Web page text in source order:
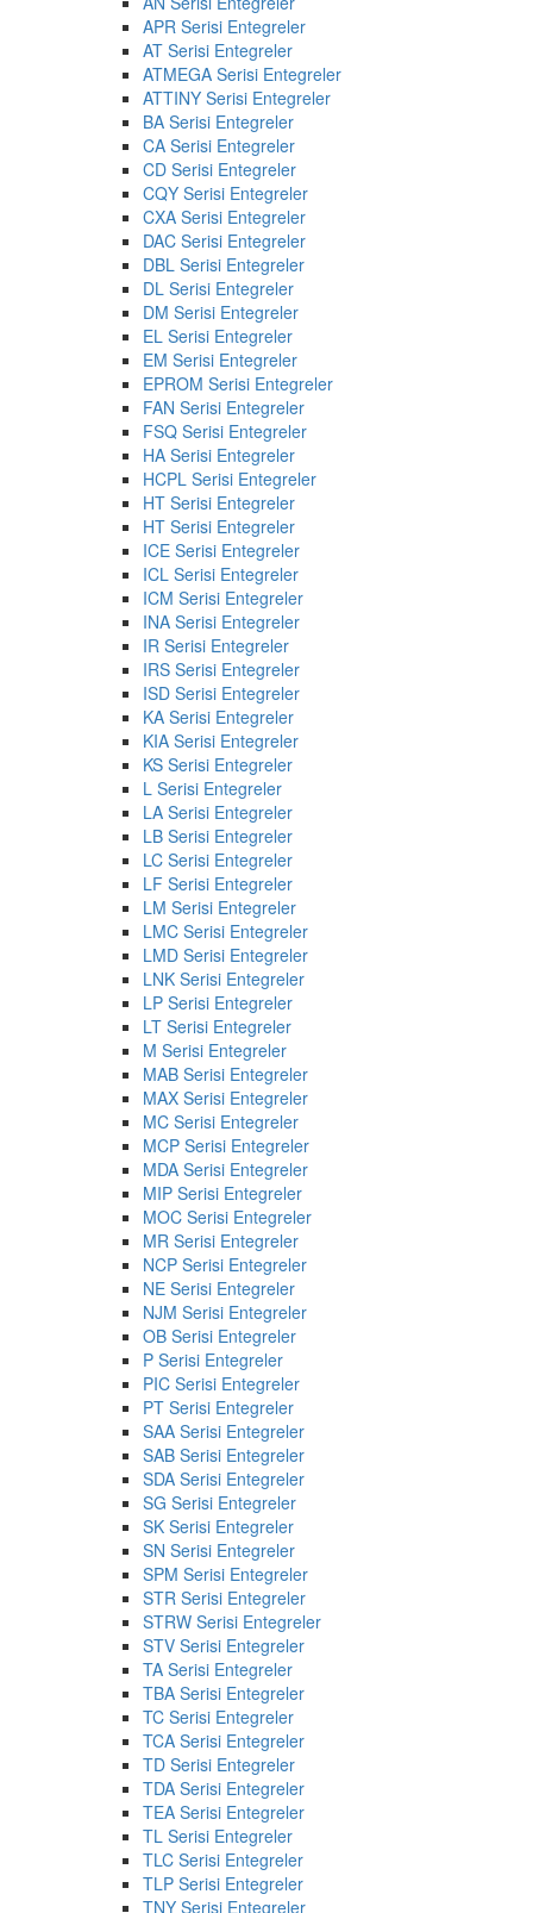
APR Serisi Entegreler
AT Serisi Entegreler
ATMEGA Serisi Entegreler
ATTINY Serisi Entegreler
BA Serisi Entegreler
CA Serisi Entegreler
CD Serisi Entegreler
CQY Serisi Entegreler
CXA Serisi Entegreler
DAC Serisi Entegreler
DBL Serisi Entegreler
DL Serisi Entegreler
DM Serisi Entegreler
EL Serisi Entegreler
EM Serisi Entegreler
EPROM Serisi Entegreler
FAN Serisi Entegreler
FSQ Serisi Entegreler
HA Serisi Entegreler
HCPL Serisi Entegreler
HT Serisi Entegreler
HT Serisi Entegreler
ICE Serisi Entegreler
ICL Serisi Entegreler
ICM Serisi Entegreler
INA Serisi Entegreler
IR Serisi Entegreler
IRS Serisi Entegreler
ISD Serisi Entegreler
KA Serisi Entegreler
KIA Serisi Entegreler
KS Serisi Entegreler
L Serisi Entegreler
LA Serisi Entegreler
LB Serisi Entegreler
LC Serisi Entegreler
LF Serisi Entegreler
LM Serisi Entegreler
LMC Serisi Entegreler
LMD Serisi Entegreler
LNK Serisi Entegreler
LP Serisi Entegreler
LT Serisi Entegreler
M Serisi Entegreler
MAB Serisi Entegreler
MAX Serisi Entegreler
MC Serisi Entegreler
MCP Serisi Entegreler
MDA Serisi Entegreler
MIP Serisi Entegreler
MOC Serisi Entegreler
MR Serisi Entegreler
NCP Serisi Entegreler
NE Serisi Entegreler
NJM Serisi Entegreler
OB Serisi Entegreler
P Serisi Entegreler
PIC Serisi Entegreler
PT Serisi Entegreler
SAA Serisi Entegreler
SAB Serisi Entegreler
SDA Serisi Entegreler
SG Serisi Entegreler
SK Serisi Entegreler
SN Serisi Entegreler
SPM Serisi Entegreler
STR Serisi Entegreler
STRW Serisi Entegreler
STV Serisi Entegreler
TA Serisi Entegreler
TBA Serisi Entegreler
TC Serisi Entegreler
TCA Serisi Entegreler
TD Serisi Entegreler
TDA Serisi Entegreler
TEA Serisi Entegreler
TL Serisi Entegreler
TLC Serisi Entegreler
TLP Serisi Entegreler
TNY Serisi Entegreler